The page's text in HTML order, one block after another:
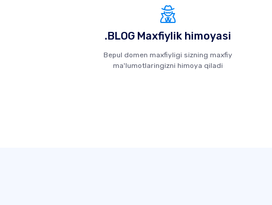
.BLOG Maxfiylik himoyasi
Bepul domen maxfiyligi sizning maxfiy
ma'lumotlaringizni himoya qiladi